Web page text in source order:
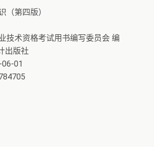
（第四版）
技术资格考试用书编写委员会 编
出版社
01